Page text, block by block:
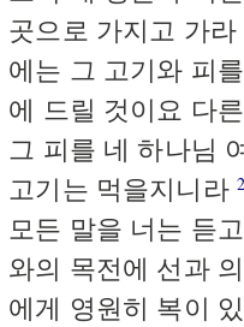
곳으로 가지고 가라
에는 그 고기와 피
에 드릴 것이요 다
그 피를 네 하나님
고기는 먹을지니라
모든 말을 너는 듣
와의 목전에 선과
에게 영원히 복이